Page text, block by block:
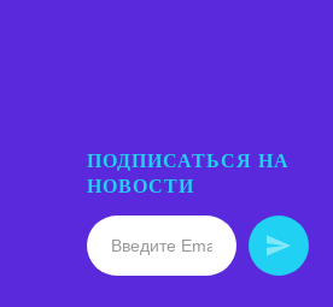
ПОДПИСАТЬСЯ НА
НОВОСТИ